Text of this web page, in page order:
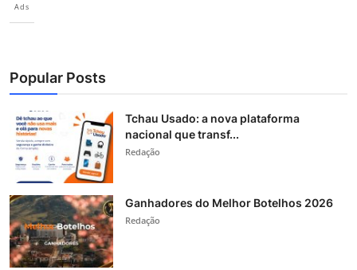
Ads
Popular Posts
Tchau Usado: a nova plataforma
nacional que transf...
Redação
Ganhadores do Melhor Botelhos 2026
Redação